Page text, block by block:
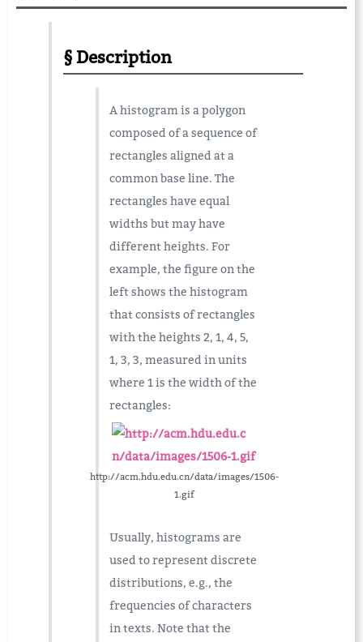
Description
A histogram is a polygon
composed of a sequence of
rectangles aligned at a
common base line. The
rectangles have equal
widths but may have
different heights. For
example, the figure on the
left shows the histogram
that consists of rectangles
with the heights 2, 1, 4, 5,
1, 3, 3, measured in units
where 1 is the width of the
rectangles:
http://acm.hdu.edu.cn/data/images/1506-
1.gif
Usually, histograms are
used to represent discrete
distributions, e.g., the
frequencies of characters
in texts. Note that the